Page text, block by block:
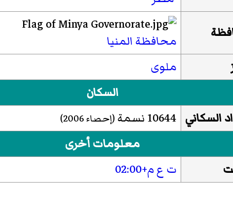
محافظة المنيا
ملوى
السكان
السكاني 10644 نسمة (إحصاء 2006)
معلومات أخرى
ت ع م+02:00